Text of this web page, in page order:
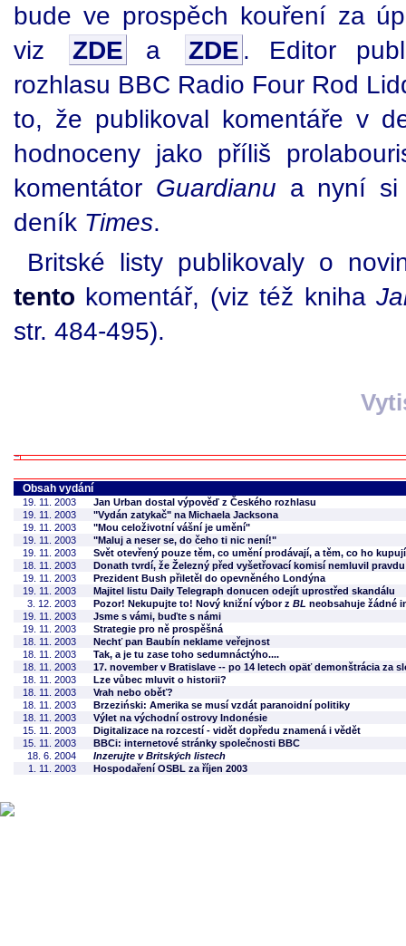
bude ve prospěch kouření za
viz
ZDE a ZDE . Editor
rozhlasu BBC Radio Four Rod
to, že publikoval komentáře v
hodnoceny jako příliš
komentátor Guardianu a nyní si
deník Times.
Britské listy publikovaly o
tento komentář, (viz též kniha
str. 484-495).
Obsah vydání
19. 11. 2003
Jan Urban dostal výpověď z Českého rozhlasu
19. 11. 2003
"Vydán zatykač" na Michaela Jacksona
19. 11. 2003
"Mou celoživotní vášní je umění"
19. 11. 2003
"Maluj a neser se, do čeho ti nic není!"
19. 11. 2003
Svět otevřený pouze těm, co umění prodávají, a těm, co ho kupují
18. 11. 2003
Donath tvrdí, že Železný před vyšetřovací komisí nemluvil pravdu
19. 11. 2003
Prezident Bush přiletěl do opevněného Londýna
19. 11. 2003
Majitel listu Daily Telegraph donucen odejít uprostřed skandálu
3. 12. 2003
Pozor! Nekupujte to! Nový knižní výbor z BL neobsahuje žádné
19. 11. 2003
Jsme s vámi, buďte s námi
19. 11. 2003
Strategie pro ně prospěšná
18. 11. 2003
Nechť pan Baubín neklame veřejnost
18. 11. 2003
Tak, a je tu zase toho sedumnáctýho....
18. 11. 2003
17. november v Bratislave -- po 14 letech opäť demonštrácia za
18. 11. 2003
Lze vůbec mluvit o historii?
18. 11. 2003
Vrah nebo oběť?
18. 11. 2003
Brzeziński: Amerika se musí vzdát paranoidní politiky
18. 11. 2003
Výlet na východní ostrovy Indonésie
15. 11. 2003
Digitalizace na rozcestí - vidět dopředu znamená i vědět
15. 11. 2003
BBCi: internetové stránky společnosti BBC
18. 6. 2004
Inzerujte v Britských listech
1. 11. 2003
Hospodaření OSBL za říjen 2003